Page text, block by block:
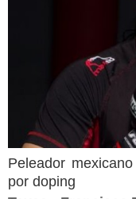
Peleador
por doping